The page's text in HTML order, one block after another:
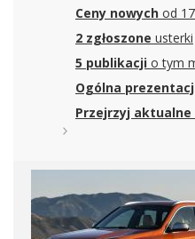
Ceny nowych od
2 zgłoszone usterki
5 publikacji o tym
Ogólna
Przejrzyj